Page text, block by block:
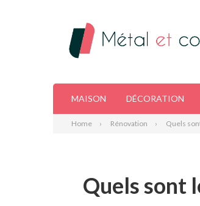
MAISON DÉCORATION
Home Rénovation Quels
Quels sont